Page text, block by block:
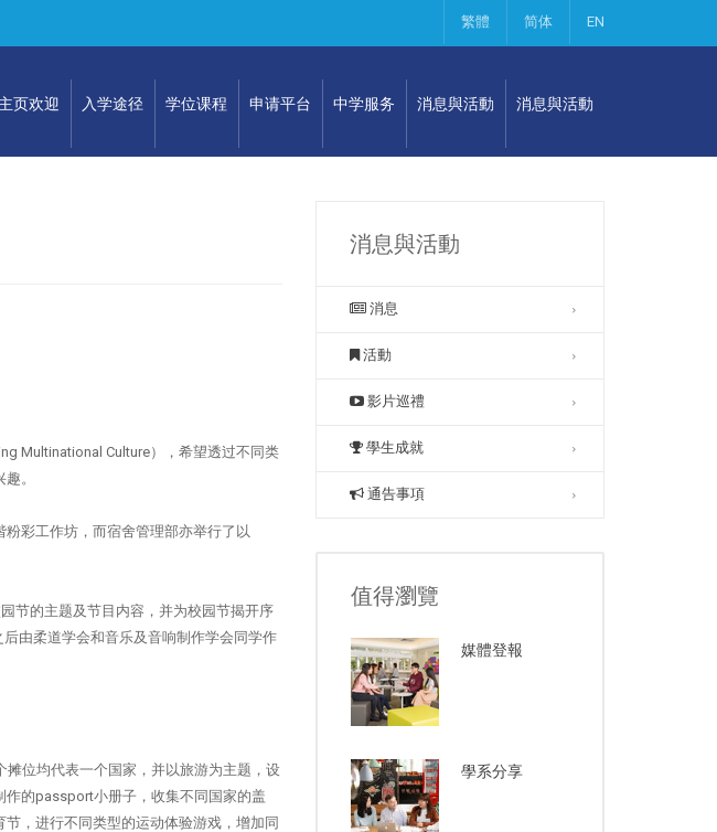
繁體 简体 EN
主页欢迎 入学途径 学位课程 申请平台 中学服务 消息與活動 消息與活動
Multinational Culture），希望透过不同类
。
彩工作坊，而宿舍管理部亦举行了以
节的主题及节目内容，并为校园节揭开序
由柔道学会和音乐及音响制作学会同学作
位均代表一个国家，并以旅游为主题，设
作的passport小册子，收集不同国家的盖
，进行不同类型的运动体验游戏，增加同
消息與活動
消息
活動
影片巡禮
學生成就
通告事項
值得瀏覽
媒體登報
學系分享